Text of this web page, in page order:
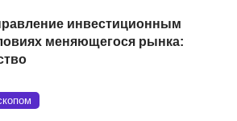
инвестиционным
меняющегося рынка: